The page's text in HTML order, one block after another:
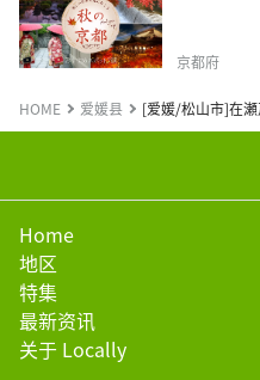
京都府
HOME 爱媛县 [爱媛/松山市]在
Home
地区
特集
最新资讯
关于 Locally